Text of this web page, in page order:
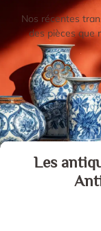
Nos récentes
des pièces que
Les